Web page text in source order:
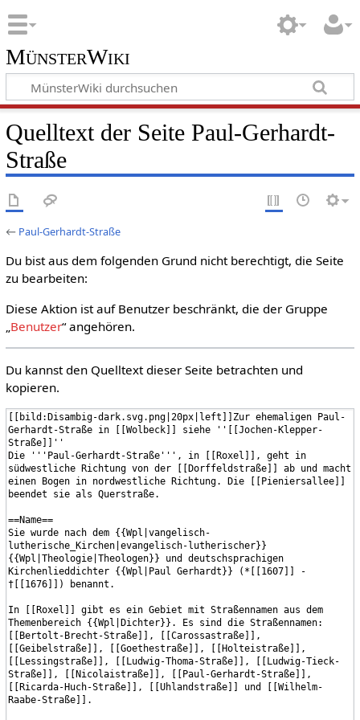
MünsterWiki
Quelltext der Seite Paul-Gerhardt-
Straße
← Paul-Gerhardt-Straße
Du bist aus dem folgenden Grund nicht berechtigt, die Seite
zu bearbeiten:
Diese Aktion ist auf Benutzer beschränkt, die der Gruppe
Benutzer“ angehören.
Du kannst den Quelltext dieser Seite betrachten und
kopieren.